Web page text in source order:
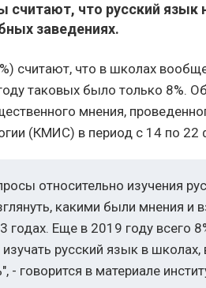
что русский язык
заведениях.
считают, что в школах
таковых было только 8%.
мнения,
(КМИС) в период с 14 по 22
относительно изучения
какими были мнения и
годах. Еще в 2019 году всего
русский язык в школах,
- говорится в материале